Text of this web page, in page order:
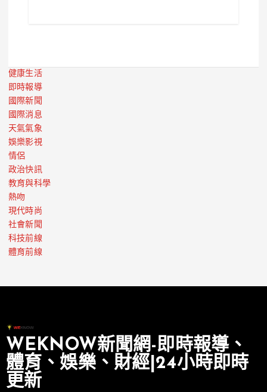
健康生活
即時報導
國際新聞
國際消息
天氣氣象
娛樂影視
情侶
政治快訊
教育與科學
熱吻
現代時尚
社會新聞
科技前線
體育前線
WEKNOW新聞網-即時報導、
體育、娛樂、財經|24小時即時
更新